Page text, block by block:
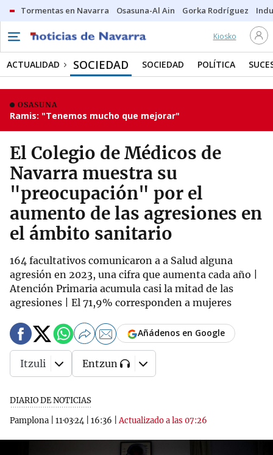
Tormentas en Navarra Osasuna-Al Ain Gorka Rodríguez
Kiosko
ACTUALIDAD SOCIEDAD SOCIEDAD POLÍTICA
OSASUNA
Ramis: "Tenemos mucho que mejorar"
El Colegio de Médicos de
Navarra muestra su
"preocupación" por el
aumento de las agresiones en
el ámbito sanitario
164 facultativos comunicaron a a Salud alguna
agresión en 2023, una cifra que aumenta cada año |
Atención Primaria acumula casi la mitad de las
agresiones | El 71,9% corresponden a mujeres
DIARIO DE NOTICIAS
Pamplona
11·03·24 16:36 |Actualizado a las 07:26
Añádenos en Google
Itzuli Entzun